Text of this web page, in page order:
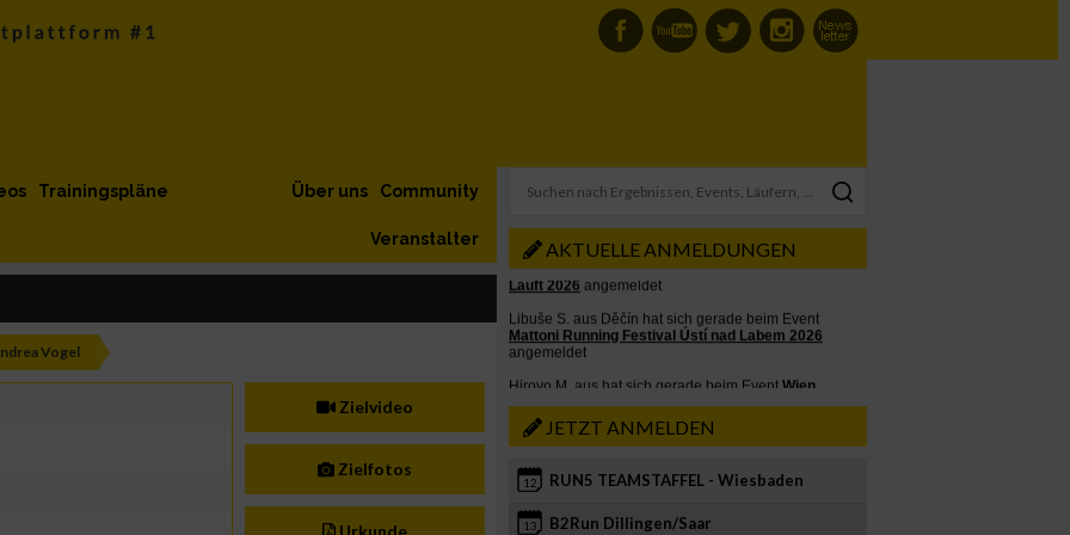
Trainingspläne Community
Über uns
Veranstalter
Vogel
Zielvideo
Zielfotos
Urkunde
AKTUELLE ANMELDUNGEN
JETZT ANMELDEN
12 RUN5 TEAMSTAFFEL - Wiesbaden
13 B2Run Dillingen/Saar